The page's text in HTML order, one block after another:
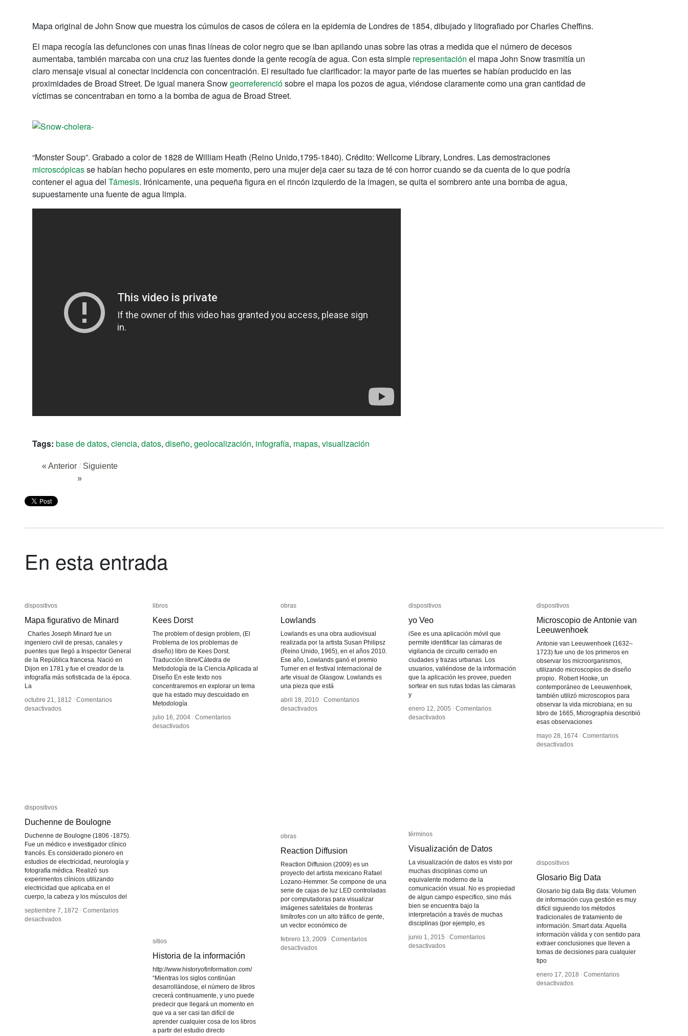
Mapa original de John Snow que muestra los cúmulos de casos de cólera en la epidemia de Londres de 1854, dibujado y litografiado por Charles Cheffins.
El mapa recogía las defunciones con unas finas líneas de color negro que se iban apilando unas sobre las otras a medida que el número de decesos
aumentaba, también marcaba con una cruz las fuentes donde la gente recogía de agua. Con esta simple representación el mapa John Snow trasmitía un
claro mensaje visual al conectar incidencia con concentración. El resultado fue clarificador: la mayor parte de las muertes se habían producido en las
proximidades de Broad Street. De igual manera Snowgeorreferenciósobre el mapa los pozos de agua, viéndose claramente como una gran cantidad de
víctimas se concentraban en torno a la bomba de agua de Broad Street.
“Monster Soup”. Grabado a color de 1828 de William Heath (Reino Unido,1795-1840). Crédito: Wellcome Library, Londres. Las demostraciones
microscópicasse habían hecho populares en este momento, pero una mujer deja caer su taza de té con horror cuando se da cuenta de lo que podría
contener el agua del Támesis. Irónicamente, una pequeña figura en el rincón izquierdo de la imagen, se quita el sombrero ante una bomba de agua,
supuestamente una fuente de agua limpia.
Tags: base de datos, ciencia, datos, diseño, geolocalización, infografía, mapas, visualización
« Anterior / Siguiente
»
En esta entrada
dispositivos
Mapa figurativo de Minard
Charles Joseph Minard fue un
ingeniero civil de presas, canales y
puentes que llegó a Inspector General
de la República francesa. Nació en
Dijon en 1781 y fue el creador de la
infografía más sofisticada de la época.
La
octubre 21, 1812 / Comentarios
desactivadosen
dispositivos
Mapa figurativo de Minard
octubre 21, 1812 / Comentarios
desactivadosen
libros
Kees Dorst
The problem of design problem, (El
Problema de los problemas de
diseño) libro de Kees Dorst.
Traducción libre/Cátedra de
Metodología de la Ciencia Aplicada al
Diseño En este texto nos
concentraremos en explorar un tema
que ha estado muy descuidado en
Metodología
julio 16, 2004 / Comentarios
desactivadosen
libros
Kees Dorst
julio 16, 2004 / Comentarios
desactivadosen
obras
Lowlands
Lowlands es una obra audiovisual
realizada por la artista Susan Philipsz
(Reino Unido, 1965), en el años 2010.
Ese año, Lowlands ganó el premio
Turner en el festival internacional de
arte visual de Glasgow. Lowlands es
una pieza que está
abril 18, 2010 / Comentarios
desactivadosen
obras
Lowlands
abril 18, 2010 / Comentarios
desactivadosen
dispositivos
yo Veo
iSee es una aplicación móvil que
permite identificar las cámaras de
vigilancia de circuito cerrado en
ciudades y trazas urbanas. Los
usuarios, valiéndose de la información
que la aplicación les provee, pueden
sortear en sus rutas todas las cámaras
y
enero 12, 2005 / Comentarios
desactivadosen
dispositivos
yo Veo
enero 12, 2005 / Comentarios
desactivadosen
dispositivos
Microscopio de Antonie van
Leeuwenhoek
Antonie van Leeuwenhoek (1632–
1723) fue uno de los primeros en
observar los microorganismos,
utilizando microscopios de diseño
propio. Robert Hooke, un
contemporáneo de Leeuwenhoek,
también utilizó microscopios para
observar la vida microbiana; en su
libro de 1665, Micrographia describió
esas observaciones
mayo 28, 1674 / Comentarios
desactivadosen
dispositivos
Microscopio de Antonie van
Leeuwenhoek
mayo 28, 1674 / Comentarios
desactivadosen
dispositivos
Duchenne de Boulogne
Duchenne de Boulogne (1806 -1875).
Fue un médico e investigador clínico
francés. Es considerado pionero en
estudios de electricidad, neurología y
fotografía médica. Realizó sus
experimentos clínicos utilizando
electricidad que aplicaba en el
cuerpo, la cabeza y los músculos del
septiembre 7, 1872 / Comentarios
desactivadosen
dispositivos
Duchenne de Boulogne
septiembre 7, 1872 / Comentarios
desactivadosen
términos
Visualización de Datos
La visualización de datos es visto por
muchas disciplinas como un
equivalente moderno de la
comunicación visual. No es propiedad
de algun campo especifico, sino más
bien se encuentra bajo la
interpretación a través de muchas
disciplinas (por ejemplo, es
junio 1, 2015 / Comentarios
desactivadosen
términos
Visualización de Datos
junio 1, 2015 / Comentarios
desactivadosen
obras
Reaction Diffusion
Reaction Diffusion (2009) es un
proyecto del artista mexicano Rafael
Lozano-Hemmer. Se compone de una
serie de cajas de luz LED controladas
por computadoras para visualizar
imágenes satelitales de fronteras
limítrofes con un alto tráfico de gente,
un vector económico de
febrero 13, 2009 / Comentarios
desactivadosen
obras
Reaction Diffusion
febrero 13, 2009 / Comentarios
desactivadosen
dispositivos
Glosario Big Data
Glosario big data Big data: Volumen
de información cuya gestión es muy
difícil siguiendo los métodos
tradicionales de tratamiento de
información. Smart data: Aquella
información válida y con sentido para
extraer conclusiones que lleven a
tomas de decisiones para cualquier
tipo
enero 17, 2018 / Comentarios
desactivadosen
dispositivos
Glosario Big Data
enero 17, 2018 / Comentarios
desactivadosen
sitios
Historia de la información
http://www.historyofinformation.com/
“Mientras los siglos continúan
desarrollándose, el número de libros
crecerá continuamente, y uno puede
predecir que llegará un momento en
que va a ser casi tan difícil de
aprender cualquier cosa de los libros
a partir del estudio directo
sitios
Historia de la información